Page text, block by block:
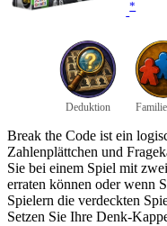
*
Deduktion
Break the Code ist ein
Zahlenplättchen und
Sie bei einem Spiel mit
erraten können oder wenn
Spielern die verdeckten
Setzen Sie Ihre Denk-